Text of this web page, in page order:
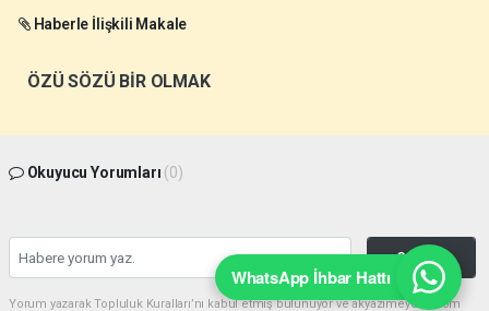
Haberle İlişkili Makale
ÖZÜ SÖZÜ BİR OLMAK
Okuyucu Yorumları (0)
Gönder
Yorum yazarak Topluluk Kuralları’nı kabul etmiş bulunuyor ve akyazimeydan.com
WhatsApp İhbar Hattı